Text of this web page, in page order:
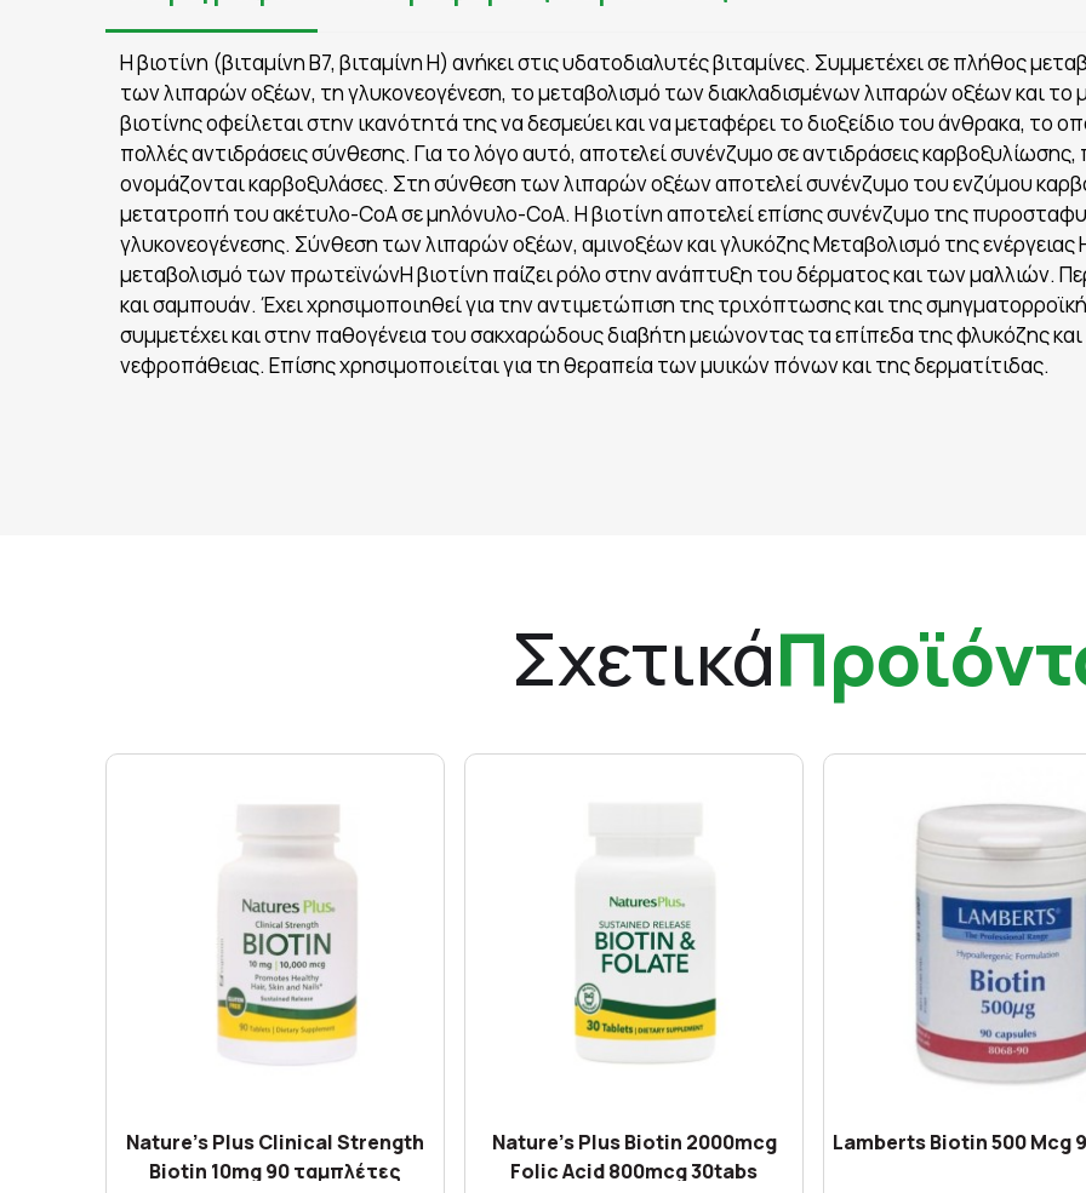
Η βιοτίνη (βιταμίνη Β7, βιταμίνη Η) ανήκει στις υδατοδιαλυτές βιταμίνες. Συμμετέχει σε πλήθος
των λιπαρών οξέων, τη γλυκονεογένεση, το μεταβολισμό των διακλαδισμένων λιπαρών οξέων και το
βιοτίνης οφείλεται στην ικανότητά της να δεσμεύει και να μεταφέρει το διοξείδιο του άνθρακα, το
πολλές αντιδράσεις σύνθεσης. Για το λόγο αυτό, αποτελεί συνένζυμο σε αντιδράσεις
ονομάζονται καρβοξυλάσες. Στη σύνθεση των λιπαρών οξέων αποτελεί συνένζυμο του ενζύμου
μετατροπή του ακέτυλο-CoA σε μηλόνυλο-CoA. Η βιοτίνη αποτελεί επίσης συνένζυμο της
γλυκονεογένεσης. Σύνθεση των λιπαρών οξέων, αμινοξέων και γλυκόζης Μεταβολισμό της
μεταβολισμό των πρωτεϊνώνΗ βιοτίνη παίζει ρόλο στην ανάπτυξη του δέρματος και των μαλλιών.
και σαμπουάν. Έχει χρησιμοποιηθεί για την αντιμετώπιση της τριχόπτωσης και της
συμμετέχει και στην παθογένεια του σακχαρώδους διαβήτη μειώνοντας τα επίπεδα της φλυκόζης
νεφροπάθειας. Επίσης χρησιμοποιείται για τη θεραπεία των μυικών πόνων και της δερματίτιδας.
Σχετικά
Nature's Plus Clinical Strength
Biotin 10mg 90 ταμπλέτες
Nature's Plus Biotin 2000mcg
Folic Acid 800mcg 30tabs
Lamberts Biotin 500 Mcg